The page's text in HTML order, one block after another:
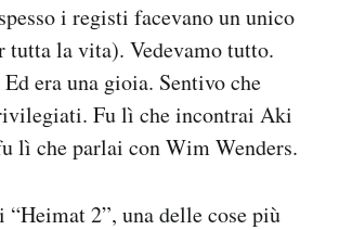
i registi facevano un unico
tutta la vita). Vedevamo tutto.
era una gioia. Sentivo che
Fu lì che incontrai Aki
lì che parlai con Wim Wenders.
2”, una delle cose più